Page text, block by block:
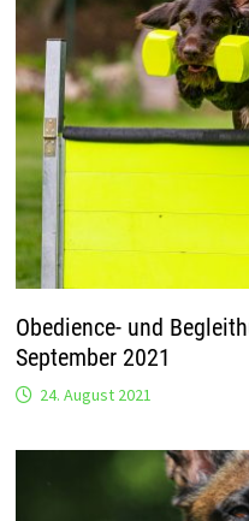
Obedience- und
September 2021
24. August 2021